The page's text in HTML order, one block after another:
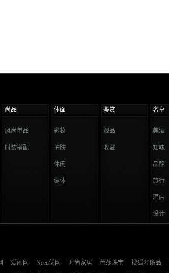
尚品 体面 鉴赏 奢享
风尚单品
时装搭配
彩妆
护肤
休闲
健体
观品
收藏
美酒
知味
品酩
旅行
酒店
设计
爱丽网 Neeu优网 时尚家居 芭莎珠宝 搜狐奢侈品